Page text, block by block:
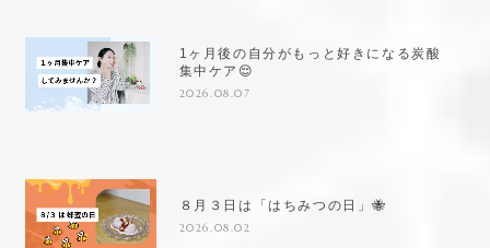
1ヶ月後の自分がもっと好きになる炭酸
集中ケア😌
2026.08.07
８月３日は「はちみつの日」🐝
2026.08.02